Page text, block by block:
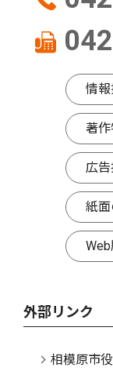
情
著
広
紙
外部リンク
相模原市